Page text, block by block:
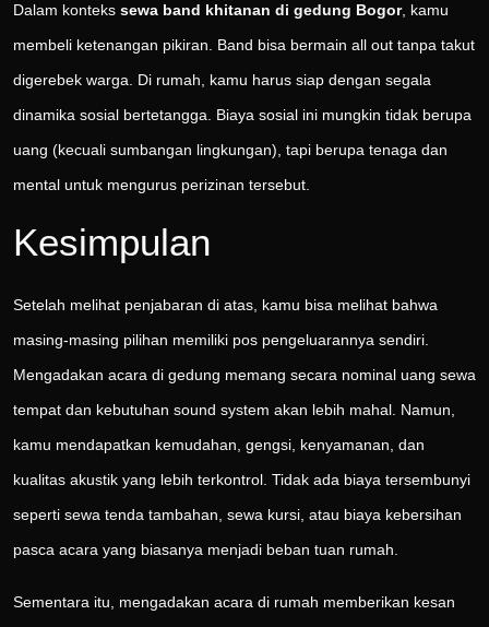
Dalam konteks sewa band khitanan di gedung Bogor, kamu
membeli ketenangan pikiran. Band bisa bermain all out tanpa takut
digerebek warga. Di rumah, kamu harus siap dengan segala
dinamika sosial bertetangga. Biaya sosial ini mungkin tidak berupa
uang (kecuali sumbangan lingkungan), tapi berupa tenaga dan
mental untuk mengurus perizinan tersebut.
Kesimpulan
Setelah melihat penjabaran di atas, kamu bisa melihat bahwa
masing-masing pilihan memiliki pos pengeluarannya sendiri.
Mengadakan acara di gedung memang secara nominal uang sewa
tempat dan kebutuhan sound system akan lebih mahal. Namun,
kamu mendapatkan kemudahan, gengsi, kenyamanan, dan
kualitas akustik yang lebih terkontrol. Tidak ada biaya tersembunyi
seperti sewa tenda tambahan, sewa kursi, atau biaya kebersihan
pasca acara yang biasanya menjadi beban tuan rumah.
Sementara itu, mengadakan acara di rumah memberikan kesan